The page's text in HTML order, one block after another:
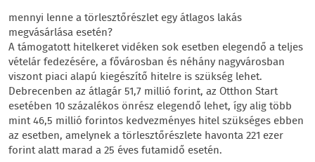
mennyi lenne a törlesztőrészlet egy átlagos lakás
megvásárlása esetén?
A támogatott hitelkeret vidéken sok esetben elegendő a teljes
vételár fedezésére, a fővárosban és néhány nagyvárosban
viszont piaci alapú kiegészítő hitelre is szükség lehet.
Debrecenben az átlagár 51,7 millió forint, az Otthon Start
esetében 10 százalékos önrész elegendő lehet, így alig több
mint 46,5 millió forintos kedvezményes hitel szükséges ebben
az esetben, amelynek a törlesztőrészlete havonta 221 ezer
forint alatt marad a 25 éves futamidő esetén.